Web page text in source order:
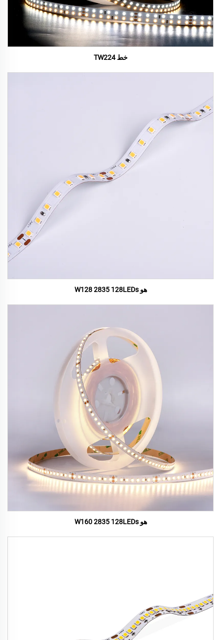
خط TW224
هو W128 2835 128LEDs
هو W160 2835 128LEDs